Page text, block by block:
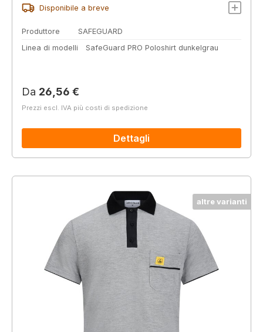
Disponibile a breve
Produttore
SAFEGUARD
Linea di modelli
SafeGuard PRO Poloshirt dunkelgrau
Prezzo normale:
Da 26,56 €
Prezzi escl. IVA più costi di spedizione
Dettagli
altre varianti